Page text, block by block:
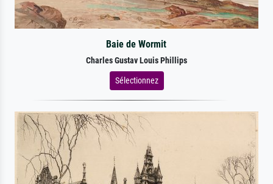
Baie de Wormit
Charles Gustav Louis Phillips
Sélectionnez